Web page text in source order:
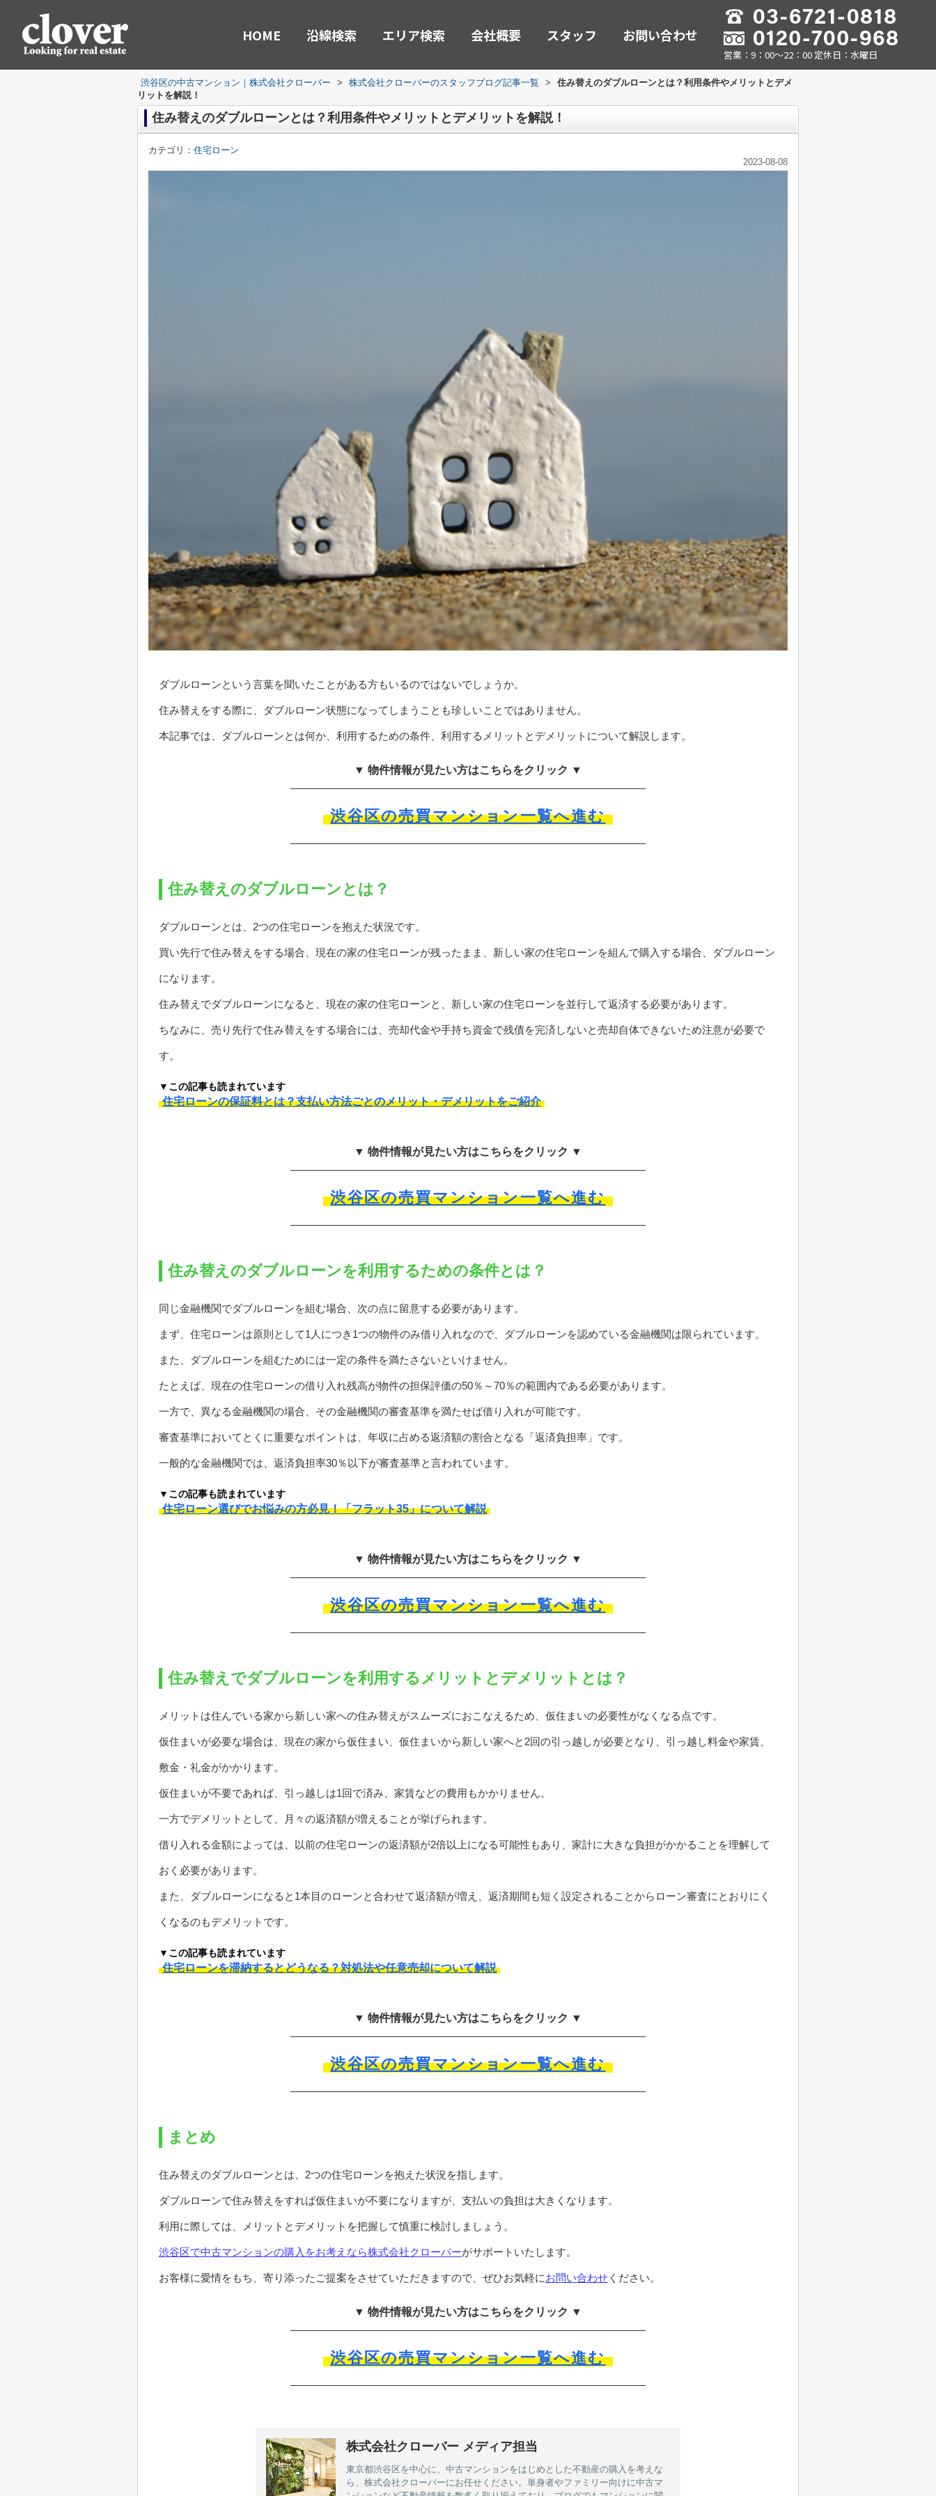
HOME 沿線検索 エリア検索 会社概要 スタッフ お問い合わせ
営業：9：00～22：00 定休日：水曜日
渋谷区の中古マンション｜株式会社クローバー > 株式会社クローバーのスタッフブログ記事一覧 >
住み替えのダブルローンとは？利用条件やメリットとデメ
リットを解説！
住み替えのダブルローンとは？利用条件やメリットとデメリットを解説！
カテゴリ： 住宅ローン
2023-08-08
ダブルローンという言葉を聞いたことがある方もいるのではないでしょうか。
住み替えをする際に、ダブルローン状態になってしまうことも珍しいことではありません。
本記事では、ダブルローンとは何か、利用するための条件、利用するメリットとデメリットについて解説します。
▼ 物件情報が見たい方はこちらをクリック ▼
渋谷区の売買マンション一覧へ進む
住み替えのダブルローンとは？
ダブルローンとは、2つの住宅ローンを抱えた状況です。
買い先行で住み替えをする場合、現在の家の住宅ローンが残ったまま、新しい家の住宅ローンを組んで購入する場合、ダブルローン
になります。
住み替えでダブルローンになると、現在の家の住宅ローンと、新しい家の住宅ローンを並行して返済する必要があります。
ちなみに、売り先行で住み替えをする場合には、売却代金や手持ち資金で残債を完済しないと売却自体できないため注意が必要で
す。
▼この記事も読まれています
住宅ローンの保証料とは？支払い方法ごとのメリット・デメリットをご紹介
▼ 物件情報が見たい方はこちらをクリック ▼
渋谷区の売買マンション一覧へ進む
住み替えのダブルローンを利用するための条件とは？
同じ金融機関でダブルローンを組む場合、次の点に留意する必要があります。
まず、住宅ローンは原則として1人につき1つの物件のみ借り入れなので、ダブルローンを認めている金融機関は限られています。
また、ダブルローンを組むためには一定の条件を満たさないといけません。
たとえば、現在の住宅ローンの借り入れ残高が物件の担保評価の50％～70％の範囲内である必要があります。
一方で、異なる金融機関の場合、その金融機関の審査基準を満たせば借り入れが可能です。
審査基準においてとくに重要なポイントは、年収に占める返済額の割合となる「返済負担率」です。
一般的な金融機関では、返済負担率30％以下が審査基準と言われています。
▼この記事も読まれています
住宅ローン選びでお悩みの方必見！「フラット35」について解説
▼ 物件情報が見たい方はこちらをクリック ▼
渋谷区の売買マンション一覧へ進む
住み替えでダブルローンを利用するメリットとデメリットとは？
メリットは住んでいる家から新しい家への住み替えがスムーズにおこなえるため、仮住まいの必要性がなくなる点です。
仮住まいが必要な場合は、現在の家から仮住まい、仮住まいから新しい家へと2回の引っ越しが必要となり、引っ越し料金や家賃、
敷金・礼金がかかります。
仮住まいが不要であれば、引っ越しは1回で済み、家賃などの費用もかかりません。
一方でデメリットとして、月々の返済額が増えることが挙げられます。
借り入れる金額によっては、以前の住宅ローンの返済額が2倍以上になる可能性もあり、家計に大きな負担がかかることを理解して
おく必要があります。
また、ダブルローンになると1本目のローンと合わせて返済額が増え、返済期間も短く設定されることからローン審査にとおりにく
くなるのもデメリットです。
▼この記事も読まれています
住宅ローンを滞納するとどうなる？対処法や任意売却について解説
▼ 物件情報が見たい方はこちらをクリック ▼
渋谷区の売買マンション一覧へ進む
まとめ
住み替えのダブルローンとは、2つの住宅ローンを抱えた状況を指します。
ダブルローンで住み替えをすれば仮住まいが不要になりますが、支払いの負担は大きくなります。
利用に際しては、メリットとデメリットを把握して慎重に検討しましょう。
渋谷区で中古マンションの購入をお考えなら株式会社クローバーがサポートいたします。
お客様に愛情をもち、寄り添ったご提案をさせていただきますので、ぜひお気軽にお問い合わせ ください。
▼ 物件情報が見たい方はこちらをクリック ▼
渋谷区の売買マンション一覧へ進む
株式会社クローバー メディア担当
東京都渋谷区を中心に、中古マンションをはじめとした不動産の購入を考えな
ら、株式会社クローバーにお任せください。単身者やファミリー向けに中古マ